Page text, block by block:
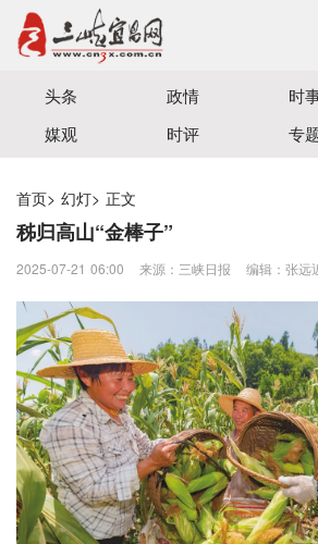
宜昌三峡融媒体中心主办
头条 政情 时
媒观
时评 专
首页> 幻灯> 正文
秭归高山“金棒子”
2025-07-21 06:00 来源：三峡日报 编辑：张远